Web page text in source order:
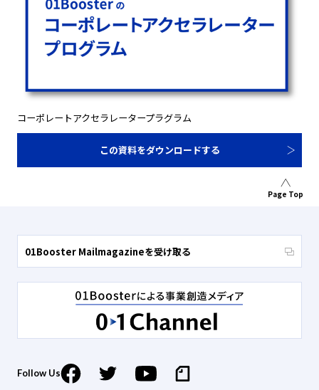
コーポレートアクセラレータープラグラム
この資料をダウンロードする
Page Top
01Booster Mailmagazineを受け取る
Follow Us